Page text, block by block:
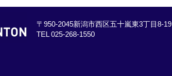
〒950-2045新潟市西区五十嵐東3丁目8-19
TEL 025-268-1550